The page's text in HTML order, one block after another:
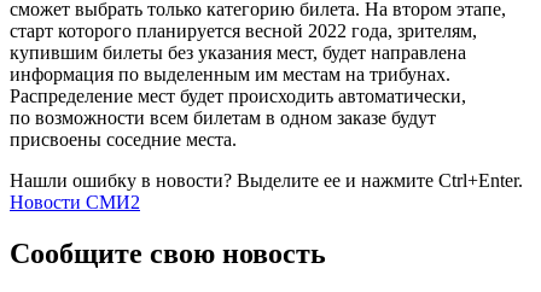
сможет выбрать только категорию билета. На втором этапе,
старт которого планируется весной 2022 года, зрителям,
купившим билеты без указания мест, будет направлена
информация по выделенным им местам на трибунах.
Распределение мест будет происходить автоматически,
по возможности всем билетам в одном заказе будут
присвоены соседние места.
Нашли ошибку в новости? Выделите ее и нажмите Ctrl+Enter.
Новости СМИ2
Сообщите свою новость